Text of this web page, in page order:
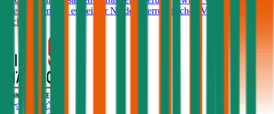
Freischaden gibt es bei der Niederösterreichischen Versicherung
nicht.